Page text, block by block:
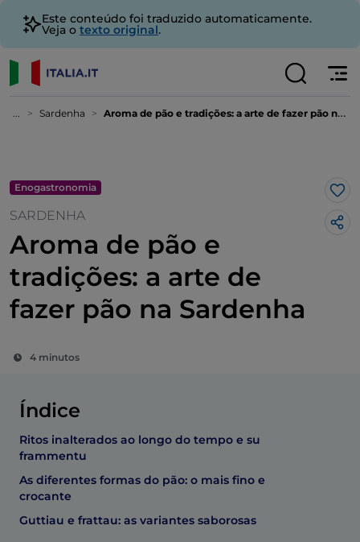
Este conteúdo foi traduzido automaticamente.
Veja o texto original.
... Sardenha Aroma de pão e tradições: a arte de fazer pão na Sardenha
Enogastronomia
SARDENHA
Aroma de pão e
tradições: a arte de
fazer pão na Sardenha
4 minutos
Índice
Ritos inalterados ao longo do tempo e su
frammentu
As diferentes formas do pão: o mais fino e
crocante
Guttiau e frattau: as variantes saborosas